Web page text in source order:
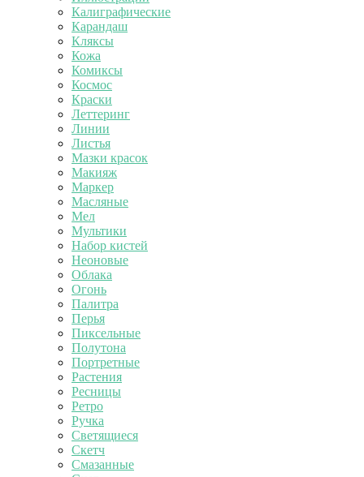
Калиграфические
Карандаш
Кляксы
Кожа
Комиксы
Космос
Краски
Леттеринг
Линии
Листья
Мазки красок
Макияж
Маркер
Масляные
Мел
Мультики
Набор кистей
Неоновые
Облака
Огонь
Палитра
Перья
Пиксельные
Полутона
Портретные
Растения
Ресницы
Ретро
Ручка
Светящиеся
Скетч
Смазанные